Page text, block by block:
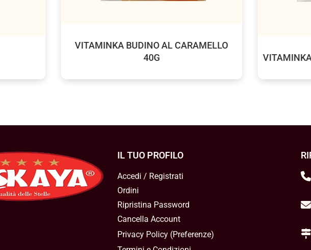
VITAMINKA BUDINO AL CARAMELLO
40G
IL TUO PROFILO
Accedi / Registrati
Ordini
Ripristina Password
Cancella Account
Privacy Policy(Preferenze)